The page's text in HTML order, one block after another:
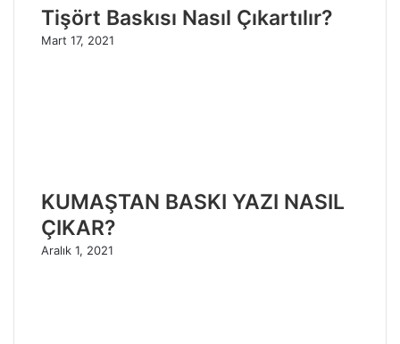
Tişört Baskısı Nasıl Çıkartılır?
Mart 17, 2021
KUMAŞTAN BASKI YAZI NASIL
ÇIKAR?
Aralık 1, 2021